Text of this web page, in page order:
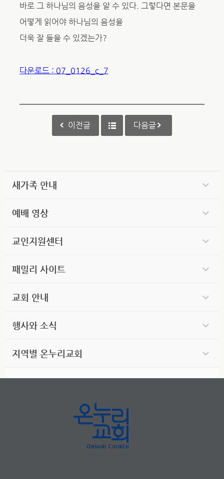
바로 그 하나님의 음성을 알 수 있다. 그렇다면 본문을
어떻게 읽어야 하나님의 음성을
더욱 잘 들을 수 있겠는가?
다운로드 : 07_0126_c_7
이전글 다음글
새가족 안내
예배 영상
교인지원센터
패밀리 사이트
교회 안내
행사와 소식
지역별 온누리교회